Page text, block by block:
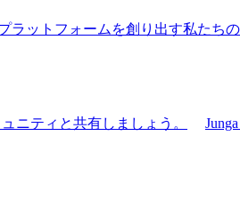
ラットフォームを創り出す私たち
ニティと共有しましょう。